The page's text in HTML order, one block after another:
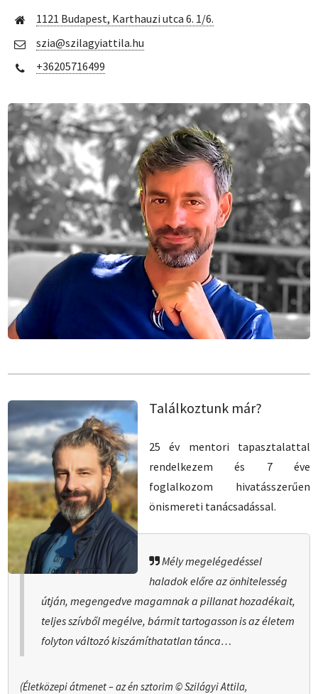
1121 Budapest, Karthauzi utca 6. 1/6.
szia@szilagyiattila.hu
+36205716499
Találkoztunk már?
25 év mentori tapasztalattal
rendelkezem és 7 éve
foglalkozom hivatás­szerűen
önismereti tanács­adással.
Mély megelégedéssel
haladok előre az önhitelesség
útján, megengedve magamnak a pillanat hozadékait,
teljes szívből megélve, bármit tartogasson is az életem
folyton változó kiszámíthatatlan tánca…
(Életközepi átmenet – az én sztorim © Szilágyi Attila,